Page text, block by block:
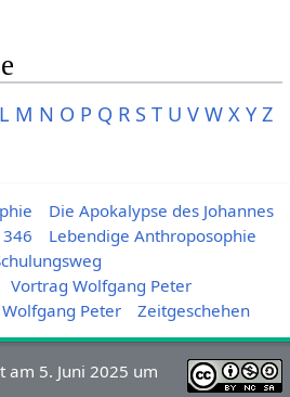
L M N O P Q R S T U V W X Y Z
Die Apokalypse des Johannes
346
Lebendige Anthroposophie
Vortrag Wolfgang Peter
Wolfgang Peter Zeitgeschehen
am 5. Juni 2025 um